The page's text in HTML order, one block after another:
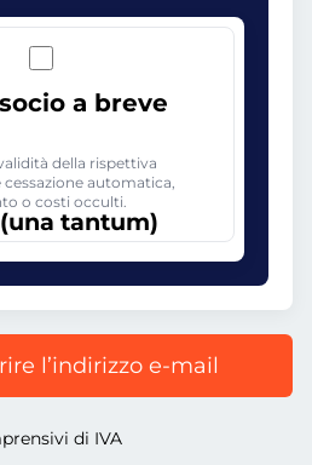
a breve
della rispettiva
automatica,
o costi occulti.
(una tantum)
l’indirizzo e-mail
di IVA